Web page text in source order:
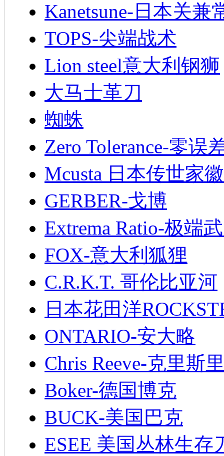
Kanetsune-日本关兼
TOPS-尖端战术
Lion steel意大利钢狮
大马士革刀
蜘蛛
Zero Tolerance-零误
Mcusta 日本传世家徽
GERBER-戈博
Extrema Ratio-极端
FOX-意大利狐狸
C.R.K.T. 哥伦比亚河
日本花田洋
ONTARIO-安大略
Chris Reeve-克里斯
Boker-德国博克
BUCK-美国巴克
ESEE 美国丛林生存